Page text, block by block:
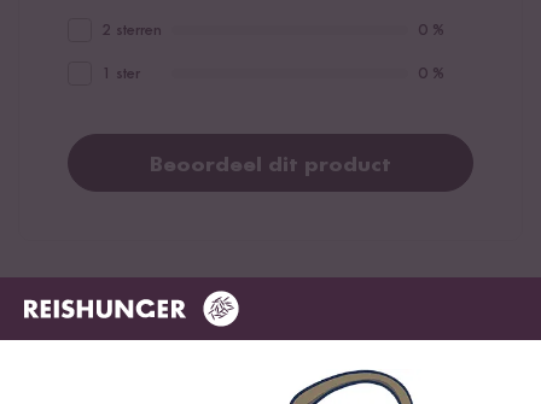
2 sterren 0 %
1 ster 0 %
Beoordeel dit product
Meest nuttig Nieuwste Hoogste rating